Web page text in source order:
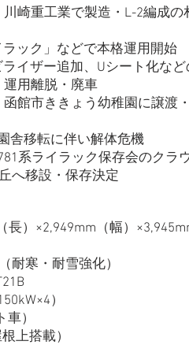
川崎重工業で製造・L-2編成の
ラック」などで本格運用開始
ライザー追加、Uシート化な
運用離脱・廃車
函館市ききょう幼稚園に譲渡
舎移転に伴い解体危機
系ライラック保存会のクラ
へ移設・保存決定
長）×2,949mm（幅）
耐寒・耐雪強化）
）
）
上搭載）